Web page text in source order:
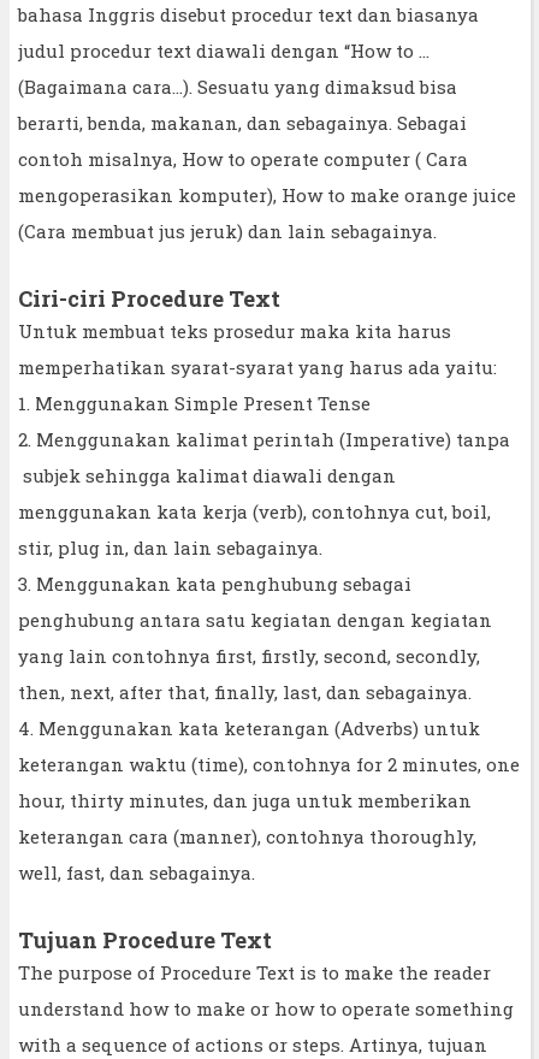
bahasa Inggris disebut procedur text dan biasanya
judul procedur text diawali dengan “How to ...
(Bagaimana cara...). Sesuatu yang dimaksud bisa
berarti, benda, makanan, dan sebagainya. Sebagai
contoh misalnya, How to operate computer ( Cara
mengoperasikan komputer), How to make orange juice
(Cara membuat jus jeruk) dan lain sebagainya.
Ciri-ciri Procedure Text
Untuk membuat teks prosedur maka kita harus
memperhatikan syarat-syarat yang harus ada yaitu:
1. Menggunakan Simple Present Tense
2. Menggunakan kalimat perintah (Imperative) tanpa
subjek sehingga kalimat diawali dengan
menggunakan kata kerja (verb), contohnya cut, boil,
stir, plug in, dan lain sebagainya.
3. Menggunakan kata penghubung sebagai
penghubung antara satu kegiatan dengan kegiatan
yang lain contohnya first, firstly, second, secondly,
then, next, after that, finally, last, dan sebagainya.
4. Menggunakan kata keterangan (Adverbs) untuk
keterangan waktu (time), contohnya for 2 minutes, one
hour, thirty minutes, dan juga untuk memberikan
keterangan cara (manner), contohnya thoroughly,
well, fast, dan sebagainya.
Tujuan Procedure Text
The purpose of Procedure Text is to make the reader
understand how to make or how to operate something
with a sequence of actions or steps. Artinya, tujuan